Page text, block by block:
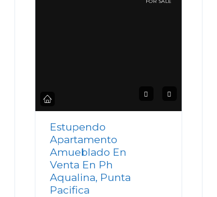
FOR SALE
Estupendo
Apartamento
Amueblado En
Venta En Ph
Aqualina, Punta
Pacifica